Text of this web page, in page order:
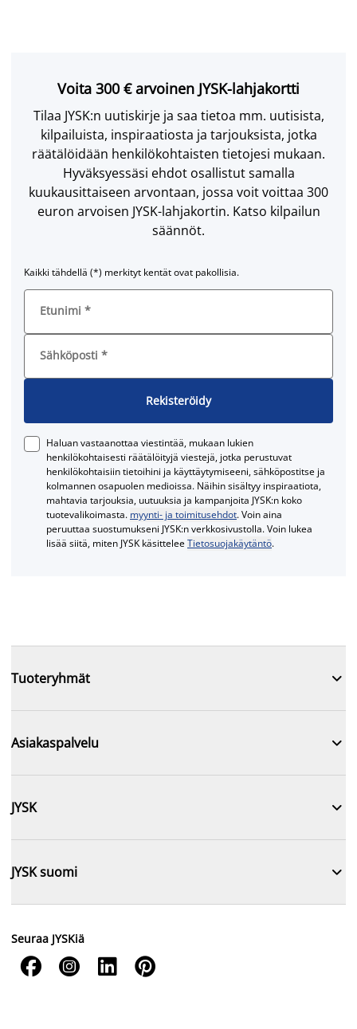
Voita 300 € arvoinen JYSK-lahjakortti
Tilaa JYSK:n uutiskirje ja saa tietoa mm. uutisista,
kilpailuista, inspiraatiosta ja tarjouksista, jotka
räätälöidään henkilökohtaisten tietojesi mukaan.
Hyväksyessäsi ehdot osallistut samalla
kuukausittaiseen arvontaan, jossa voit voittaa 300
euron arvoisen JYSK-lahjakortin. Katso kilpailun
säännöt.
Kaikki tähdellä (*) merkityt kentät ovat pakollisia.
Etunimi *
Sähköposti *
Rekisteröidy
Haluan vastaanottaa viestintää, mukaan lukien
henkilökohtaisesti räätälöityjä viestejä, jotka perustuvat
henkilökohtaisiin tietoihini ja käyttäytymiseeni, sähköpostitse ja
kolmannen osapuolen medioissa. Näihin sisältyy inspiraatiota,
mahtavia tarjouksia, uutuuksia ja kampanjoita JYSK:n koko
tuotevalikoimasta. myynti- ja toimitusehdot. Voin aina
peruuttaa suostumukseni JYSK:n verkkosivustolla. Voin lukea
lisää siitä, miten JYSK käsitteleeTietosuojakäytäntö.
Tuoteryhmät 
Asiakaspalvelu 
JYSK 
JYSK suomi 
Seuraa JYSKiä
   